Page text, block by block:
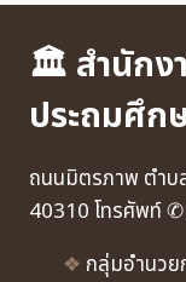
🏛 สำนักง
ประถมศึก
ถนนมิตรภาพ ตำบ
40310 โทรศัพท์
❖ กลุ่มอำนว